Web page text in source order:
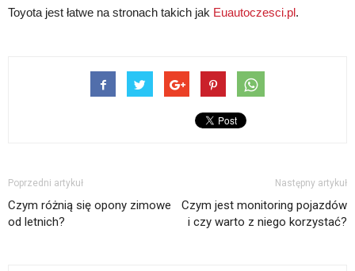
Toyota jest łatwe na stronach takich jak Euautoczesci.pl.
Poprzedni artykuł
Czym różnią się opony zimowe
od letnich?
Następny artykuł
Czym jest monitoring pojazdów
i czy warto z niego korzystać?